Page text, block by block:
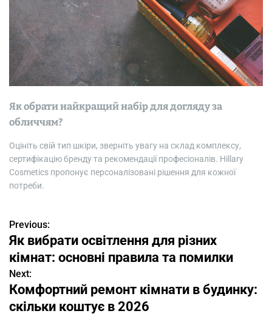
Як обрати найкращий набір для догляду за
обличчям?
Оцініть свій тип шкіри, зверніть увагу на склад комплексу,
сертифікацію бренду та рекомендації професіоналів. Hillary
Cosmetics пропонує персоналізовані рішення для кожної
потреби.
Н
а
в
и
Previous:
Як вибрати освітлення для різних
кімнат: основні правила та помилки
Next:
Комфортний ремонт кімнати в будинку:
скільки коштує в 2026